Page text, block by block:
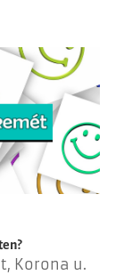
?
Korona u.